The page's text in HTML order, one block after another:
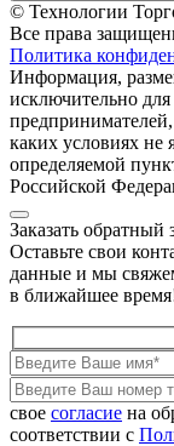
© Технологии
Все права
Политика
Информация,
исключительно
каких условиях не
определяемой
Российской
Заказать обратный
Оставьте свои
данные и мы
в ближайшее
свое согласие на
соответствии с